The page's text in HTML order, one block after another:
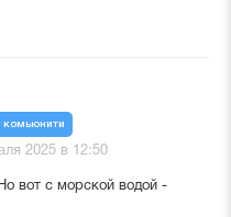
комьюнити
2025 в 12:50
вот с морской водой -